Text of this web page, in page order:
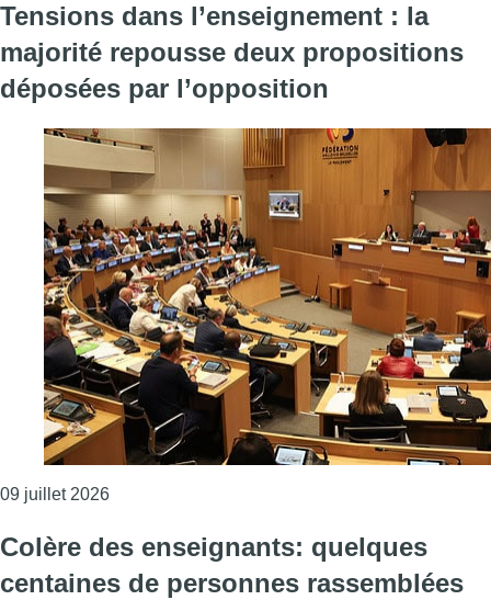
Tensions dans l’enseignement : la
majorité repousse deux propositions
déposées par l’opposition
09 juillet 2026Consulter l'article "Tensions dans
Colère des enseignants: quelques
centaines de personnes rassemblées